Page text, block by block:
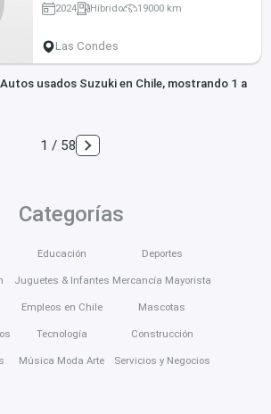
2024 Híbrido 19000 km
Las Condes
usados Suzuki en Chile, mostrando 1 a
1 / 58
Categorías
Educación
Juguetes & Infantes
Empleos en Chile
Tecnología
Música Moda Arte
Deportes
Mercancía Mayorista
Mascotas
Construcción
Servicios y Negocios